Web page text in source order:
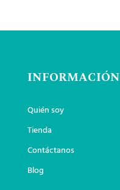
INFORMACIÓN
Quién soy
Tienda
Contáctanos
Blog